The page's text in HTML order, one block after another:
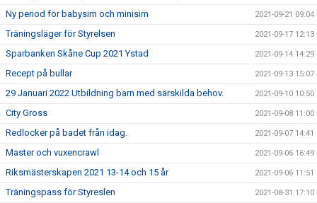
Ny period för babysim och minisim 2021-09-21 09:04
Träningsläger för Styrelsen 2021-09-17 12:13
Sparbanken Skåne Cup 2021 Ystad 2021-09-14 14:29
Recept på bullar 2021-09-13 15:07
29 Januari 2022 Utbildning barn med särskilda behov. 2021-09-10 10:50
City Gross 2021-09-08 11:00
Redlocker på badet från idag. 2021-09-07 14:41
Master och vuxencrawl 2021-09-06 16:49
Riksmästerskapen 2021 13-14 och 15 år 2021-09-06 11:51
Träningspass för Styreslen 2021-08-31 17:10